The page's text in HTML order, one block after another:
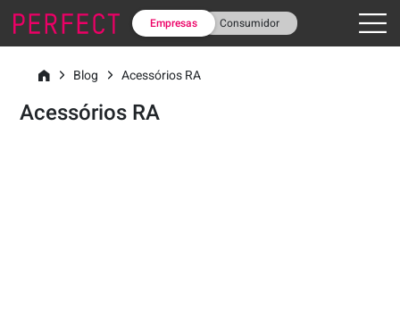
Empresas Consumidor
Blog Acessórios RA
Acessórios RA